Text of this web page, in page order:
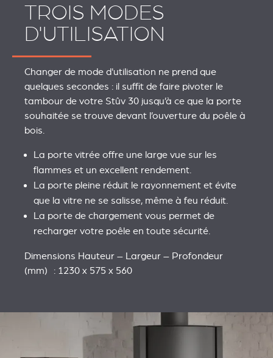
TROIS MODES
D'UTILISATION
Changer de mode d'utilisation ne prend que
quelques secondes : il suffit de faire pivoter le
tambour de votre Stûv 30 jusqu’à ce que la porte
souhaitée se trouve devant l’ouverture du poêle à
bois.
La porte vitrée offre une large vue sur les
flammes et un excellent rendement.
La porte pleine réduit le rayonnement et évite
que la vitre ne se salisse, même à feu réduit.
La porte de chargement vous permet de
recharger votre poêle en toute sécurité.
Dimensions Hauteur – Largeur – Profondeur
(mm) : 1230 x 575 x 560